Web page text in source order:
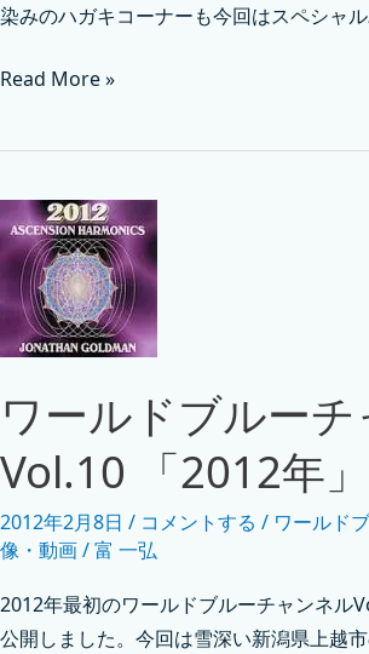
染みのハガキ­コーナーも今回はスペシャ
Read More »
ワールドブルー
Vol.10 「2012年」
2012年2月8日 / コメントする / ワールド
像・動画/富 一弘
2012年最初のワールドブルーチャンネル
公開しました。今回は雪深い新潟県上越